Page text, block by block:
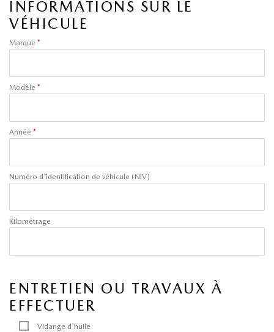
INFORMATIONS SUR LE
VÉHICULE
Marque *
Modèle *
Année *
Numéro d'identification de véhicule (NIV)
Kilométrage
ENTRETIEN OU TRAVAUX À
EFFECTUER
Vidange d'huile